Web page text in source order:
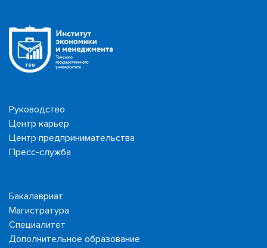
Руководство
Центр карьер
Центр предпринимательства
Пресс-служба
Бакалавриат
Магистратура
Специалитет
Дополнительное образование